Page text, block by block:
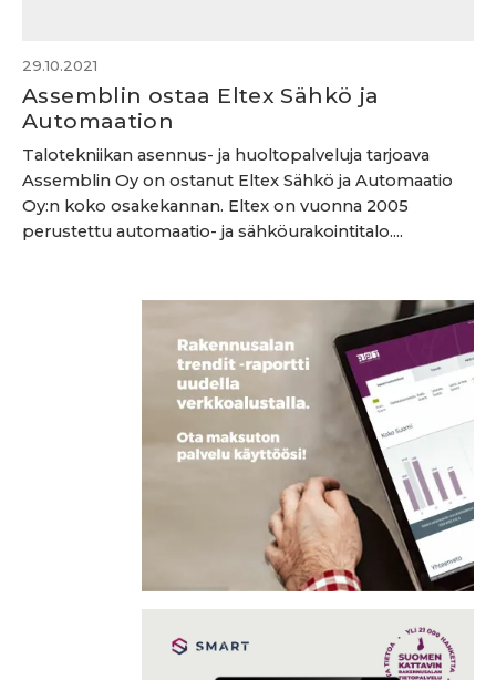
29.10.2021
Assemblin ostaa Eltex Sähkö ja
Automaation
Talotekniikan asennus- ja huoltopalveluja tarjoava
Assemblin Oy on ostanut Eltex Sähkö ja Automaatio
Oy:n koko osakekannan. Eltex on vuonna 2005
perustettu automaatio- ja sähköurakointitalo....